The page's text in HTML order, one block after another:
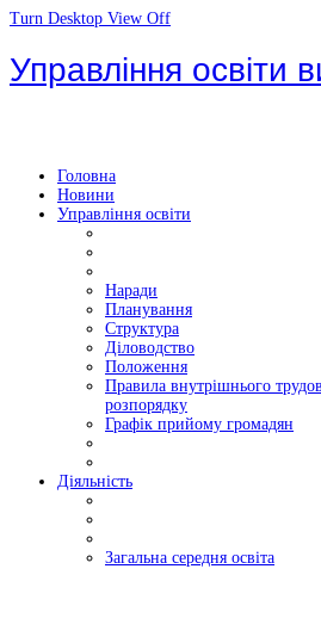
Turn Desktop View Off
Управління освіти
Головна
Новини
Управління освіти
Наради
Планування
Структура
Діловодство
Положення
Правила внутрішнього
розпорядку
Графік прийому громадян
Діяльність
Загальна середня освіта